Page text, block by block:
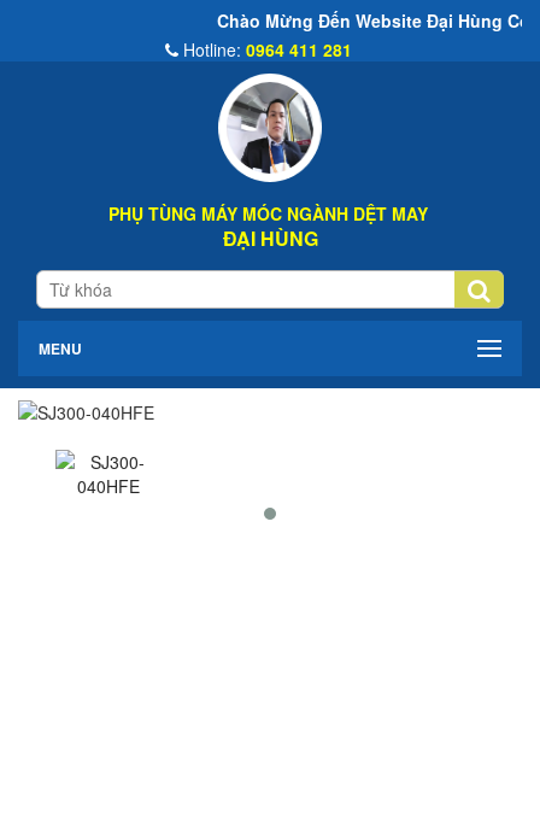
Chào Mừng Đến Website Đại Hùng Co
Hotline: 0964 411 281
PHỤ TÙNG MÁY MÓC NGÀNH DỆT MAY
ĐẠI HÙNG
MENU